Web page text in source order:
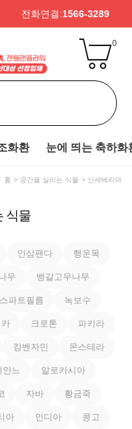
전화연결:1566-3289
0
화환 눈에 띄는 축하화
홈 공간을 살리는 식물 산세베리아
식물
인삼팬다 행운목
무 뱅갈고무나무
스파트필름 녹보수
크로톤 파키라
킹벤자민 몬스테라
안느 알로카시아
자바 황금죽
아 인디아 콩고